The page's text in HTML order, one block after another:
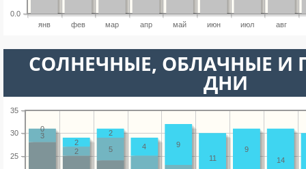
янв фев мар апр май июн июл авг
0.0
CОЛНЕЧНЫЕ, ОБЛАЧНЫЕ И
ДНИ
25
30
35
5
2
3
14
9
11
9
4
2
2
0